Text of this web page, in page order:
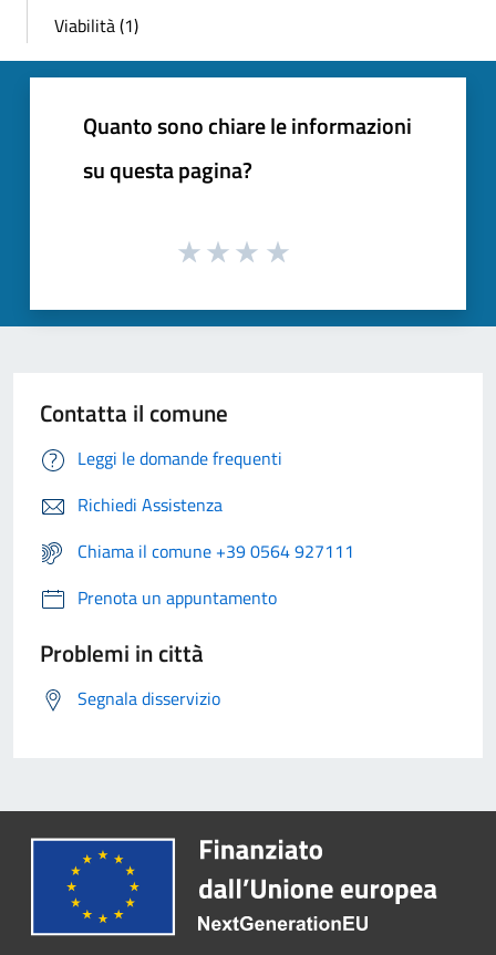
Viabilità (1)
Quanto sono chiare le informazioni
su questa pagina?
Contatta il comune
Leggi le domande frequenti
Richiedi Assistenza
Chiama il comune +39 0564 927111
Prenota un appuntamento
Problemi in città
Segnala disservizio